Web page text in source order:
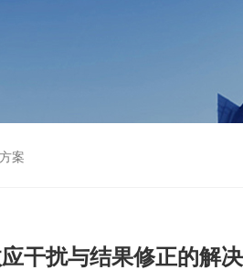
案
干扰与结果修正的解